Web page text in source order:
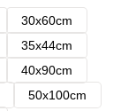
30x60cm
35x44cm
40x90cm
50x100cm